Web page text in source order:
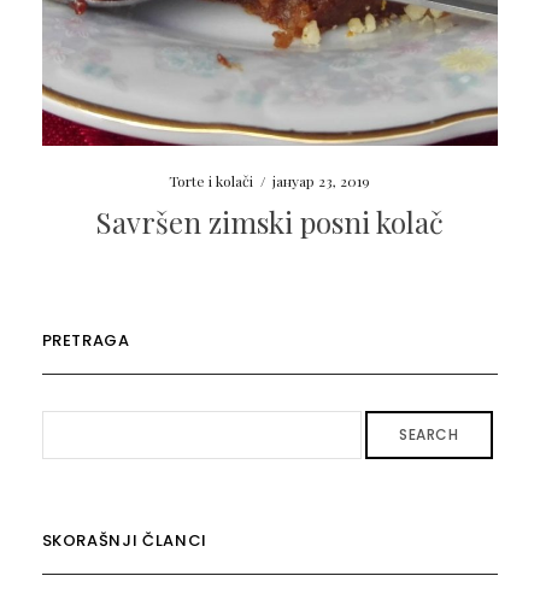
Torte i kolači / јануар 23, 2019
Savršen zimski posni kolač
PRETRAGA
SEARCH
SKORAŠNJI ČLANCI